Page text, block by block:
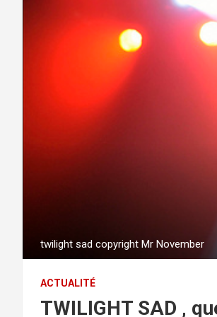
twilight sad copyright Mr November
ACTUALITÉ
TWILIGHT SAD ,